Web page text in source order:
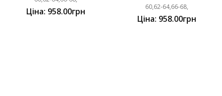
Ціна: 958.00грн
60,62-64,66-68,
Ціна: 958.00грн